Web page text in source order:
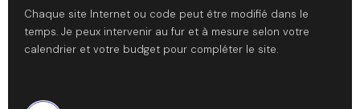
Chaque site Internet ou code peut être modifié dans le
temps. Je peux intervenir au fur et à mesure selon votre
calendrier et votre budget pour compléter le site.